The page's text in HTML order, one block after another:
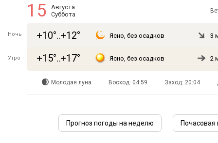
15
Августа
Суббота
Ночь +10°..+12° Ясно, без осадков 3
Утро +15°..+17° Ясно, без осадков 2
Молодая луна Восход: 04:59 Заход: 20:04
Прогноз погоды на неделю Почасовая